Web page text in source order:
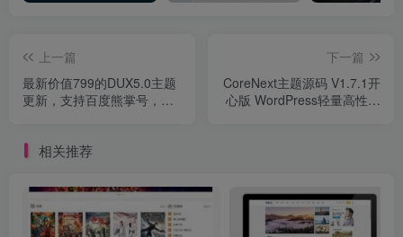
上一篇
最新价值799的DUX5.0主题
更新，支持百度熊掌号，文
下一篇
CoreNext主题源码 V1.7.1开
心版 WordPress轻量高性能
相关推荐